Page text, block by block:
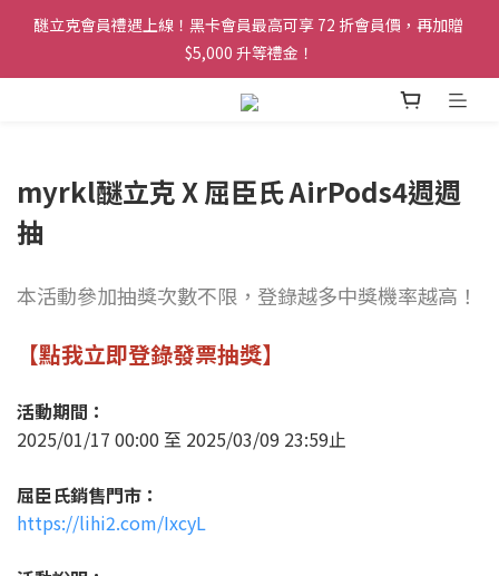
醚立克會員禮遇上線！黑卡會員最高可享 72 折會員價，再加贈
$5,000 升等禮金！
醚立克會員禮遇上線！黑卡會員最高可享 72 折會員價，再加贈
$5,000 升等禮金！
凡會員下單，訂單皆可享免運服務！
醚立克會員禮遇上線！黑卡會員最高可享 72 折會員價，再加贈
$5,000 升等禮金！
myrkl醚立克 X 屈臣氏 AirPods4週週
抽
本活動參加抽獎次數不限，登錄越多中獎機率越高！
【點我立即登錄發票抽獎】
活動期間：
2025/01/17 00:00 至 2025/03/09 23:59止
屈臣氏銷售門市：
https://lihi2.com/IxcyL